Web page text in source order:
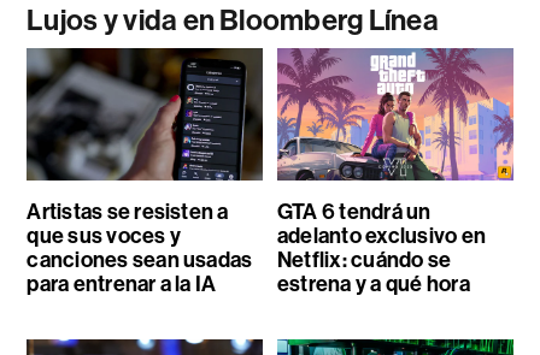
Lujos y vida en Bloomberg Línea
Artistas se resisten a
que sus voces y
canciones sean usadas
para entrenar a la IA
GTA 6 tendrá un
adelanto exclusivo en
Netflix: cuándo se
estrena y a qué hora